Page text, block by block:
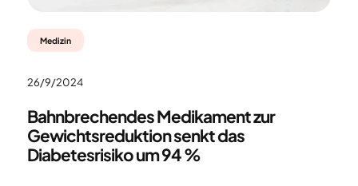
Medizin
26/9/2024
Bahnbrechendes Medikament zur
Gewichtsreduktion senkt das
Diabetesrisiko um 94 %